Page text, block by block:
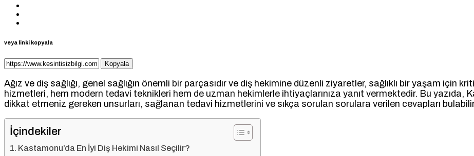
veya linki kopyala
Kopyala
Ağız ve diş sağlığı, genel sağlığın önemli bir parçasıdır ve diş hekimine düzenli ziyaretler, sağlıklı bir yaşam için
hizmetleri, hem modern tedavi teknikleri hem de uzman hekimlerle ihtiyaçlarınıza yanıt vermektedir. Bu yazıda,
dikkat etmeniz gereken unsurları, sağlanan tedavi hizmetlerini ve sıkça sorulan sorulara verilen cevapları
İçindekiler
Kastamonu’da En İyi Diş Hekimi Nasıl Seçilir?